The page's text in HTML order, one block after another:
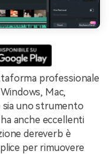
professionale
Mac,
sia uno strumento
anche eccellenti
dereverb è
per rimuovere